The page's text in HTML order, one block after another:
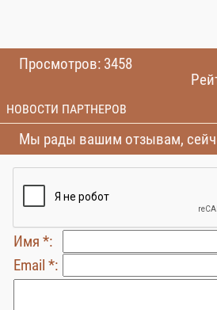
Просмотров: 3458
НОВОСТИ ПАРТНЕРОВ
Мы рады вашим отзывам,
Имя *:
Email *: